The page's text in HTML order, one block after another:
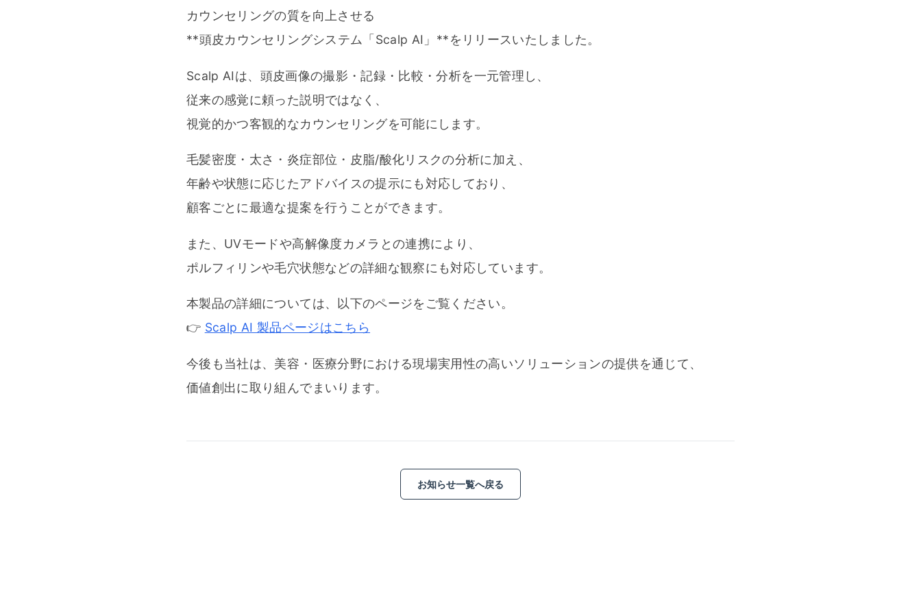
カウンセリングの質を向上させる
**頭皮カウンセリングシステム「Scalp AI」**をリリースいたしました。
Scalp AIは、頭皮画像の撮影・記録・比較・分析を一元管理し、
従来の感覚に頼った説明ではなく、
視覚的かつ客観的なカウンセリングを可能にします。
毛髪密度・太さ・炎症部位・皮脂/酸化リスクの分析に加え、
年齢や状態に応じたアドバイスの提示にも対応しており、
顧客ごとに最適な提案を行うことができます。
また、UVモードや高解像度カメラとの連携により、
ポルフィリンや毛穴状態などの詳細な観察にも対応しています。
本製品の詳細については、以下のページをご覧ください。
👉 Scalp AI 製品ページはこちら
今後も当社は、美容・医療分野における現場実用性の高いソリューションの提供を通じて、
価値創出に取り組んでまいります。
お知らせ一覧へ戻る